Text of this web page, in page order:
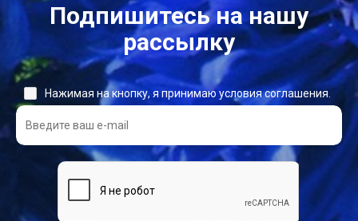
Подпишитесь на нашу
рассылку
Нажимая на кнопку, я принимаю условия соглашения.